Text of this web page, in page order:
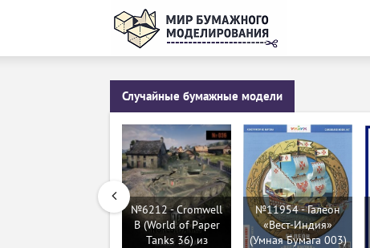
Случайные бумажные модели
№6212 - Cromwell
B (World of Paper
Tanks 36) из
№11954 - Галеон
«Вест-Индия»
(Умная Бумага 003)